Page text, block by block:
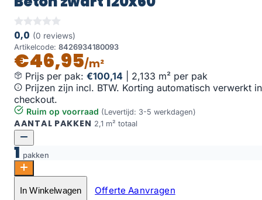
0,0 (0 reviews)
Artikelcode: 8426934180093
€46,95/m²
Prijs per pak: €100,14
2,133 m² per pak
Prijzen zijn incl. BTW. Korting automatisch verwerkt in
checkout.
Ruim op voorraad (Levertijd: 3-5 werkdagen)
AANTAL PAKKEN 2,1 m² totaal
1 pakken
Beton zwart 120x60 aantal
Toevoegen aan winkelwagen
In Winkelwagen Offerte Aanvragen